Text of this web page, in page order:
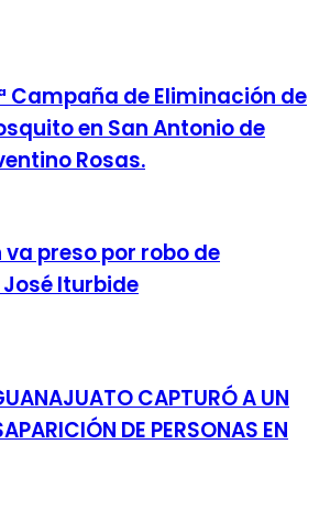
Campaña de Eliminación de
en San Antonio de
Rosas.
preso por robo de
Iturbide
CAPTURÓ A UN
DE PERSONAS EN